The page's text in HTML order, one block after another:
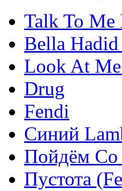
Talk To Me
Bella
Look At
Drug
Fendi
Синий
Пойдём
Пустота